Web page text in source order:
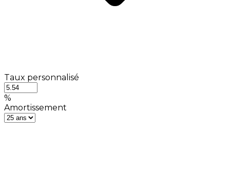
Taux personnalisé
%
Amortissement